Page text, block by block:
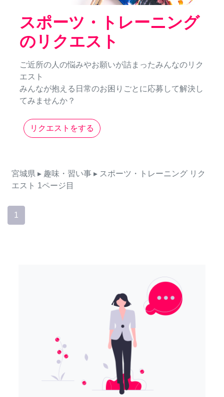
スポーツ・トレーニング
のリクエスト
ご近所の人の悩みやお願いが詰まったみんなのリク
エスト
みんなが抱える日常のお困りごとに応募して解決し
てみませんか？
リクエストをする
宮城県 ▸ 趣味・習い事 ▸ スポーツ・トレーニング リク
エスト 1ページ目
1